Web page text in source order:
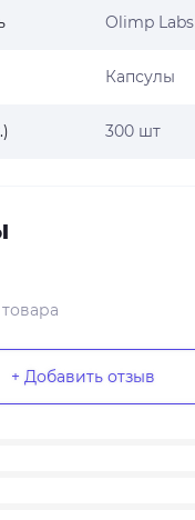
Olimp Labs
Капсулы
300 шт
+ Добавить отзыв